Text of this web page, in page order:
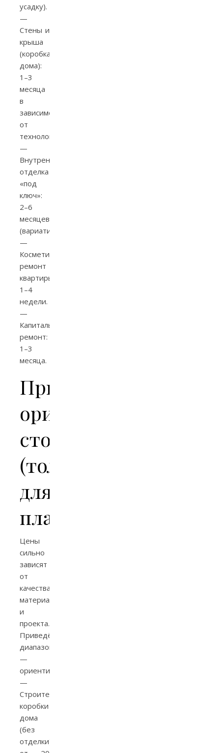
усадку).
—
Стены и
крыша
(коробка
дома):
1–3
месяца
в
зависимости
от
технологии.
—
Внутренняя
отделка
«под
ключ»:
2–6
месяцев
(вариативно).
—
Косметический
ремонт
квартиры:
1–4
недели.
—
Капитальный
ремонт:
1–3
месяца.
Приблизительные
ориентиры
стоимости
(только
для
планирования)
Цены
сильно
зависят
от
качества
материалов
и
проекта.
Приведённые
диапазоны
—
ориентиры:
—
Строительство
коробки
дома
(без
отделки):